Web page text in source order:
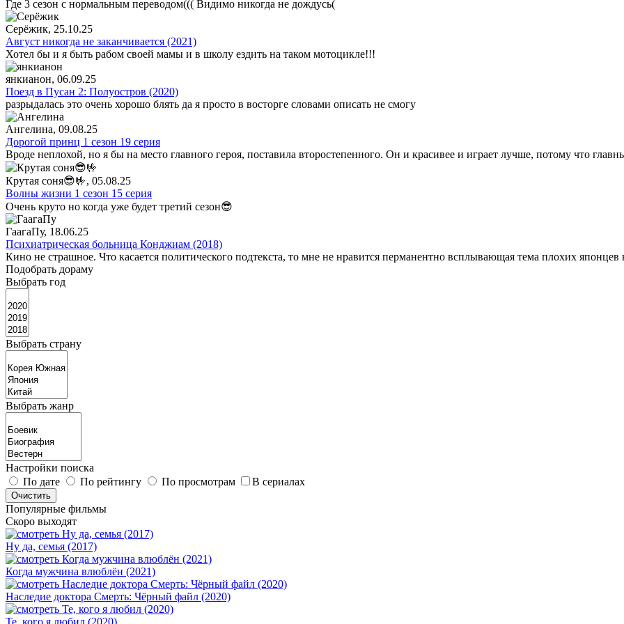
Где 3 сезон с нормальным переводом((( Видимо никогда не дождусь(
Серёжик, 25.10.25
Август никогда не заканчивается (2021)
Хотел бы и я быть рабом своей мамы и в школу ездить на таком мотоцикле!!!
янкианон, 06.09.25
Поезд в Пусан 2: Полуостров (2020)
разрыдалась это очень хорошо блять да я просто в восторге словами описать не смогу
Ангелина, 09.08.25
Дорогой принц 1 сезон 19 серия
Вроде неплохой, но я бы на место главного героя, поставила второстепенного. Он и красивее и играет лучше, потому что
Крутая соня😎🤟, 05.08.25
Волны жизни 1 сезон 15 серия
Очень круто но когда уже будет третий сезон😎
ГаагаПу, 18.06.25
Психиатрическая больница Конджиам (2018)
Кино не страшное. Что касается политического подтекста, то мне не нравится перманентно всплывающая тема плохих японцев
Подобрать дораму
Выбрать год
Выбрать страну
Выбрать жанр
Настройки поиска
По дате
По рейтингу По просмотрам В сериалах
Популярные фильмы
Скоро выходят
Ну да, семья (2017)
Когда мужчина влюблён (2021)
Наследие доктора Смерть: Чёрный файл (2020)